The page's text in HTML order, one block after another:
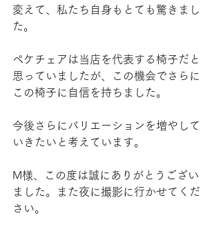
変えて、私たち自身もとても驚きまし
た。
ペケチェアは当店を代表する椅子だと
思っていましたが、この機会でさらに
この椅子に自信を持ちました。
今後さらにバリエーションを増やして
いきたいと考えています。
M様、この度は誠にありがとうござい
ました。また夜に撮影に行かせてくだ
さい。